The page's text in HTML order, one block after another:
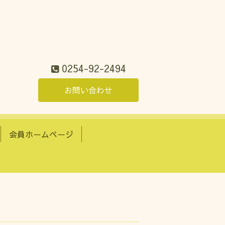
0254-92-2494
お問い合わせ
会員ホームページ